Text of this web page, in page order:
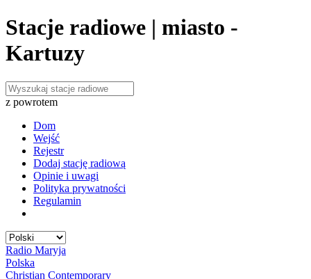
Stacje radiowe | miasto -
Kartuzy
z powrotem
Dom
Wejść
Rejestr
Dodaj stację radiową
Opinie i uwagi
Polityka prywatności
Regulamin
Radio Maryja
Polska
Christian Contemporary